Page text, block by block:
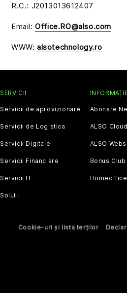
R.C.: J2013013612407
Email:Office.RO@also.com
WWW: alsotechnology.ro
SERVICII
Servicii de aprovizionare
Servicii de Logistica
Servicii Digitale
Servicii Financiare
Servicii IT
Solutii
Abonare
ALSO
ALSO
Bonus Club
Homeoffice
Cookie-uri și lista terților